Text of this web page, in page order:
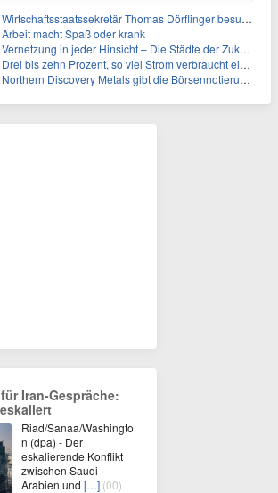
Wirtschaftsstaatssekretär Thomas Dörflinger besucht Handwerksbetrieb im Kammerbezirk Freiburg
Arbeit macht Spaß oder krank
Vernetzung in jeder Hinsicht – Die Städte der Zukunft sind grün-blau
Drei bis zehn Prozent, so viel Strom verbraucht ein Aufzug im Gebäude
Northern Discovery Metals gibt die Börsennotierung an der Frankfurter Wertpapierbörse bekannt
Iran-Gespräche:
Riad/Sanaa/Washingto
n (dpa) - Der
eskalierende Konflikt
zwischen Saudi-
Arabien und […] (00)